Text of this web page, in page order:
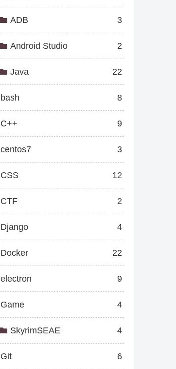
ADB 3
Android Studio 2
Java 22
bash 8
C++ 9
centos7 3
CSS 12
CTF 2
Django 4
Docker 22
electron 9
Game 4
SkyrimSEAE 4
Git 6